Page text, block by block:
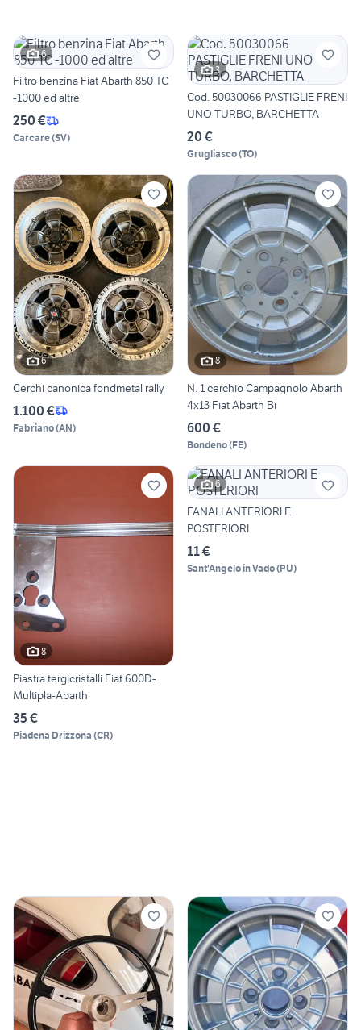
6
Filtro benzina Fiat Abarth 850 TC
-1000 ed altre
250 €
Carcare(SV)
3
Cod. 50030066 PASTIGLIE FRENI
UNO TURBO, BARCHETTA
20 €
Grugliasco(TO)
6
Cerchi canonica fondmetal rally
1.100 €
Fabriano(AN)
8
N. 1 cerchio Campagnolo Abarth
4x13 Fiat Abarth Bi
600 €
Bondeno(FE)
8
Piastra tergicristalli Fiat 600D-
Multipla-Abarth
35 €
Piadena Drizzona (CR)
6
FANALI ANTERIORI E
POSTERIORI
11 €
Sant'Angelo in Vado(PU)